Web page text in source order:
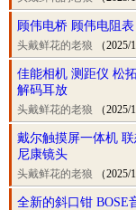
顾伟电桥 顾伟电阻
头戴鲜花的老狼 （2025/
佳能相机 测距仪 松
解码耳放
头戴鲜花的老狼 （2025/
戴尔触摸屏一体机
尼康镜头
头戴鲜花的老狼 （2025/
全新的斜口钳 BOSE